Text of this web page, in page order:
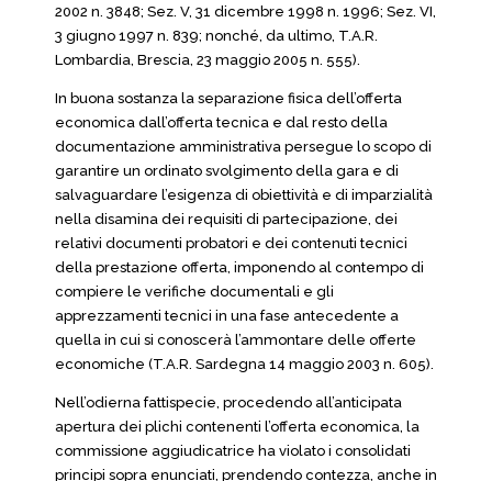
2002 n. 3848; Sez. V, 31 dicembre 1998 n. 1996; Sez. VI,
3 giugno 1997 n. 839; nonché, da ultimo, T.A.R.
Lombardia, Brescia, 23 maggio 2005 n. 555).
In buona sostanza la separazione fisica dell’offerta
economica dall’offerta tecnica e dal resto della
documentazione amministrativa persegue lo scopo di
garantire un ordinato svolgimento della gara e di
salvaguardare l’esigenza di obiettività e di imparzialità
nella disamina dei requisiti di partecipazione, dei
relativi documenti probatori e dei contenuti tecnici
della prestazione offerta, imponendo al contempo di
compiere le verifiche documentali e gli
apprezzamenti tecnici in una fase antecedente a
quella in cui si conoscerà l’ammontare delle offerte
economiche (T.A.R. Sardegna 14 maggio 2003 n. 605).
Nell’odierna fattispecie, procedendo all’anticipata
apertura dei plichi contenenti l’offerta economica, la
commissione aggiudicatrice ha violato i consolidati
principi sopra enunciati, prendendo contezza, anche in